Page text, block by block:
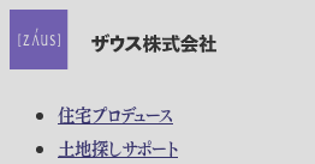
住宅プロデュース
土地探しサポート